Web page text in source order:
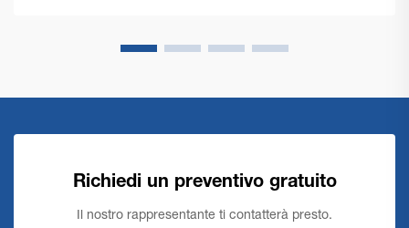
Richiedi un preventivo gratuito
Il nostro rappresentante ti contatterà presto.